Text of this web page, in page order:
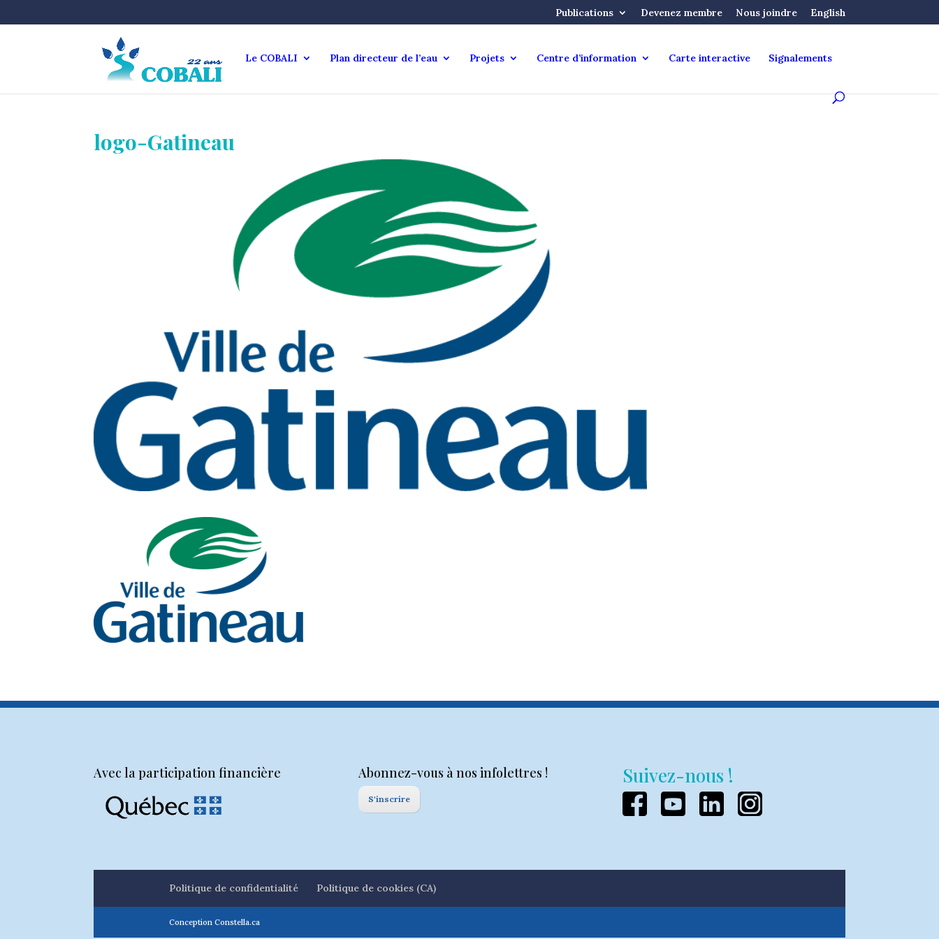
Publications Devenez membre Nous joindre English
Le COBALI Plan directeur de l’eau Projets Centre d’information Carte interactive Signalements
logo-Gatineau
Avec la participation financière Abonnez-vous à nos infolettres !
S'inscrire
Suivez-nous !
Politique de confidentialité Politique de cookies (CA)
Conception Constella.ca